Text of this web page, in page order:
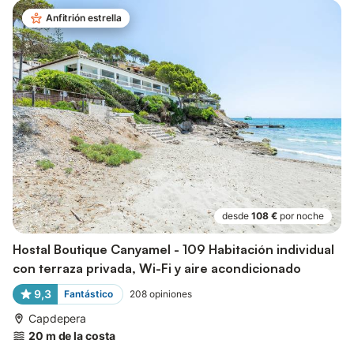
Anfitrión estrella
desde 108 € por noche
Hostal Boutique Canyamel - 109 Habitación individual
con terraza privada, Wi-Fi y aire acondicionado
9,3 Fantástico 208 opiniones
Capdepera
20 m de la costa